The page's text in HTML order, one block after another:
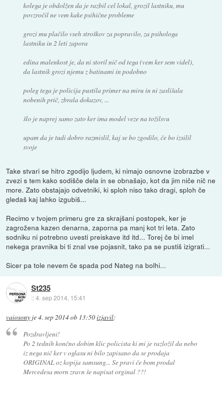
kolega je obdolžen da je razbil cel lokal, grozil lastniku, mu
povzročil ne vem kake psihične probleme
grozi mu plačilo vseh stroškov za popravilo, za psihologa
lastniku in 2 leti zapora
edina malenkost je, da ni storil nič od tega (vem ker sem videl),
da lastnik grozi njemu z batinami in podobno
poleg tega je policija pustila primer na miru in ni zaslišala
nobenih prič, zbrala dokazov, ...
šlo je naprej samo zato ker ima model veze na tožilsvu
upam da je tudi dobro razmislil, kaj se bo zgodilo, če bo izsilil
svoje
Take stvari se hitro zgodijo ljudem, ki nimajo osnovne izobrazbe v
zvezi s tem kako sodišče dela in se obnašajo, kot da jim niče nič ne
more. Zato obstajajo odvetniki, ki sploh niso tako dragi, sploh če
gledaš kaj lahko izgubiš...
Recimo v tvojem primeru gre za skrajšani postopek, ker je
zagrožena kazen denarna, zaporna pa manj kot tri leta. Zato
sodniku ni potrebno uvesti preiskave itd itd... Torej če bi imel
nekega pravnika bi ti znal vse pojasnit, tako pa se pustiš izigrati...
Sicer pa tole nevem če spada pod Nateg na bolhi...
St235
::4. sep 2014, 15:41
vaiosony je4. sep 2014 ob 13:50izjavil:
Pozdravljeni!
Po 2 tednih končno dobim klic policista ki mi je razložil da nebo
iz nega nič ker v oglasu ni bilo zapisano da se prodaja
ORIGINAL oz kopija samsung... Se pravi če bom prodal
Mercedesa morn zravn še napisat orginal ??!